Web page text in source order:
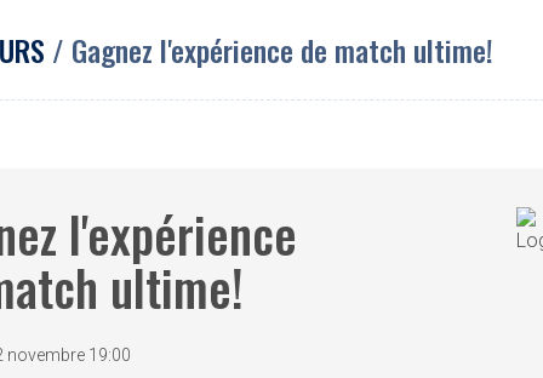
/ Gagnez l'expérience de match ultime!
l'expérience
ultime!
novembre 19:00